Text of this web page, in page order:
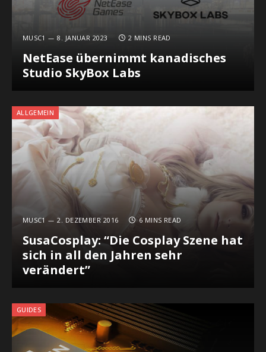
MUSC1 8. JANUAR 2023 2 MINS READ
NetEase übernimmt kanadisches
Studio SkyBox Labs
ALLGEMEIN
MUSC1 2. DEZEMBER 2016 6 MINS READ
SusaCosplay: “Die Cosplay Szene hat
sich in all den Jahren sehr
verändert”
GUIDES